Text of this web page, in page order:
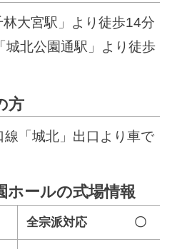
大宮駅」より徒歩14分
城北公園通駅」より徒歩
方
線「城北」出口より車で
ホールの式場情報
全宗派対応 〇